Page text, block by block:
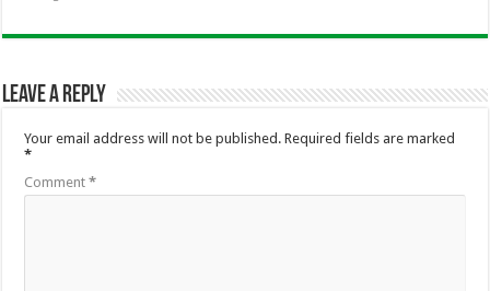
Leave a Reply
Your email address will not be published. Required fields are marked
*
Comment*